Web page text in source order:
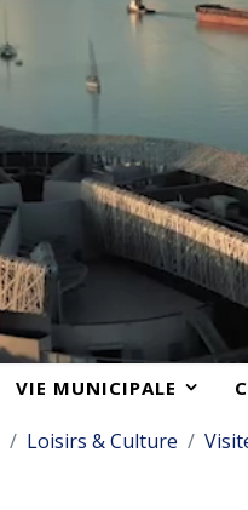
VIE MUNICIPALE
Loisirs & Culture